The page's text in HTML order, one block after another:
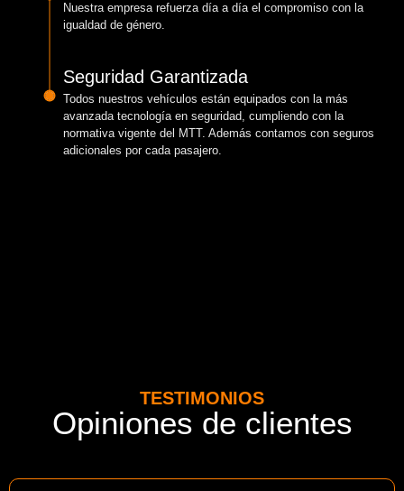
Nuestra empresa refuerza día a día el compromiso con la
igualdad de género.
Seguridad Garantizada
Todos nuestros vehículos están equipados con la más
avanzada tecnología en seguridad, cumpliendo con la
normativa vigente del MTT. Además contamos con seguros
adicionales por cada pasajero.
TESTIMONIOS
Opiniones de clientes